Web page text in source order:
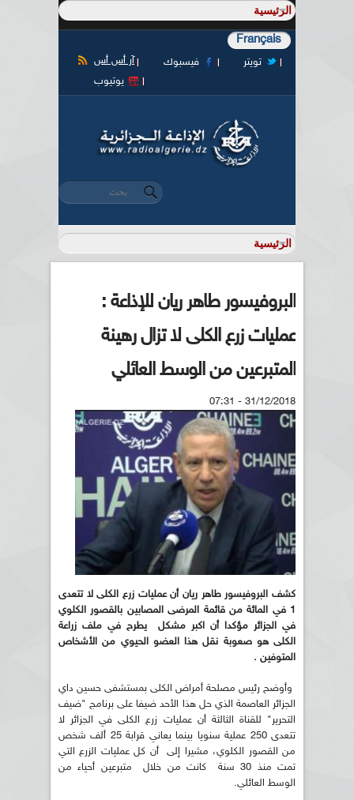
Français
آر أس أس فيسبوك
تويتر
يوتيوب
استمارة البحث
‏بحث ‏
البروفيسور طاهر ريان للإذاعة :
عمليات زرع الكلى لا تزال رهينة
المتبرعين من الوسط العائلي
31/12/2018 - 07:31
كشف البروفيسور طاهر ريان أن عمليات زرع الكلى لا تتعدى
1 في المائة من قائمة المرضى المصابين بالقصور الكلوي
في الجزائر مؤكدا أن اكبر مشكل يطرح في ملف زراعة
الكلى هو صعوبة نقل هذا العضو الحيوي من الأشخاص
المتوفين .
وأوضح رئيس مصلحة أمراض الكلى بمستشفى حسين داي
الجزائر العاصمة الذي حل هذا الأحد ضيفا على برنامج "ضيف
التحرير" للقناة الثالثة أن عمليات زرع الكلى في الجزائر لا
تتعدى 250 عملية سنويا بينما يعاني قرابة 25 ألف شخص
من القصور الكلوي، مشيرا إلى أن كل عمليات الزرع التي
تمت منذ 30 سنة كانت من خلال متبرعين أحياء من
الوسط العائلي.